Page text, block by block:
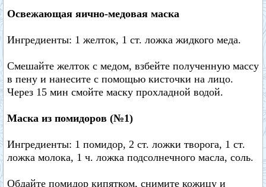
Освежающая яично-медовая маска
Ингредиенты: 1 желток, 1 ст. ложка жидкого меда.
Смешайте желток с медом, взбейте полученную массу
в пену и нанесите с помощью кисточки на лицо.
Через 15 мин смойте маску прохладной водой.
Маска из помидоров (№1)
Ингредиенты: 1 помидор, 2 ст. ложки творога, 1 ст.
ложка молока, 1 ч. ложка подсолнечного масла, соль.
Обдайте помидор кипятком, снимите кожицу и